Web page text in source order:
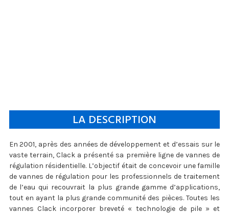
LA DESCRIPTION
En 2001, après des années de développement et d’essais sur le
vaste terrain, Clack a présenté sa première ligne de vannes de
régulation résidentielle. L’objectif était de concevoir une famille
de vannes de régulation pour les professionnels de traitement
de l’eau qui recouvrait la plus grande gamme d’applications,
tout en ayant la plus grande communité des pièces. Toutes les
vannes Clack incorporer breveté « technologie de pile » et